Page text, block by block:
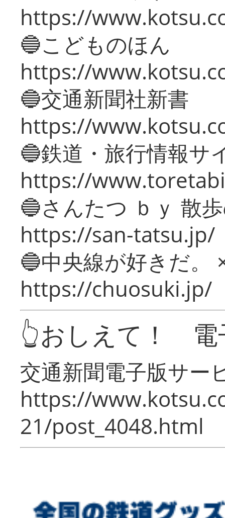
https://
🔵こどものほん
https://
🔵交通新聞社新書
https://
🔵鉄道・旅行情報サ
https://
🔵さんたつ ｂｙ 散
https://san-tatsu.jp/
🔵中央線が好きだ。
https://chuosuki.jp/
👆おしえて！ 電
交通新聞電子版サー
https://
21/post_4048.html